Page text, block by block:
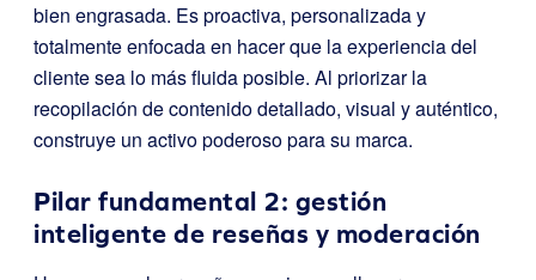
bien engrasada. Es proactiva, personalizada y
totalmente enfocada en hacer que la experiencia del
cliente sea lo más fluida posible. Al priorizar la
recopilación de contenido detallado, visual y auténtico,
construye un activo poderoso para su marca.
Pilar fundamental 2: gestión
inteligente de reseñas y moderación